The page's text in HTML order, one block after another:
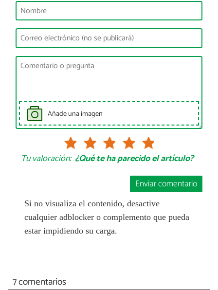
Añade una imagen
Tu valoración: ¿Qué te ha parecido el artículo?
Enviar comentario
Si no visualiza el contenido, desactive
cualquier adblocker o complemento que pueda
estar impidiendo su carga.
7 comentarios